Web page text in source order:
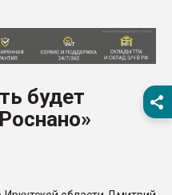
Подмосковье, Москва
28.07.2026
пластмасс
28.07.2026
будет